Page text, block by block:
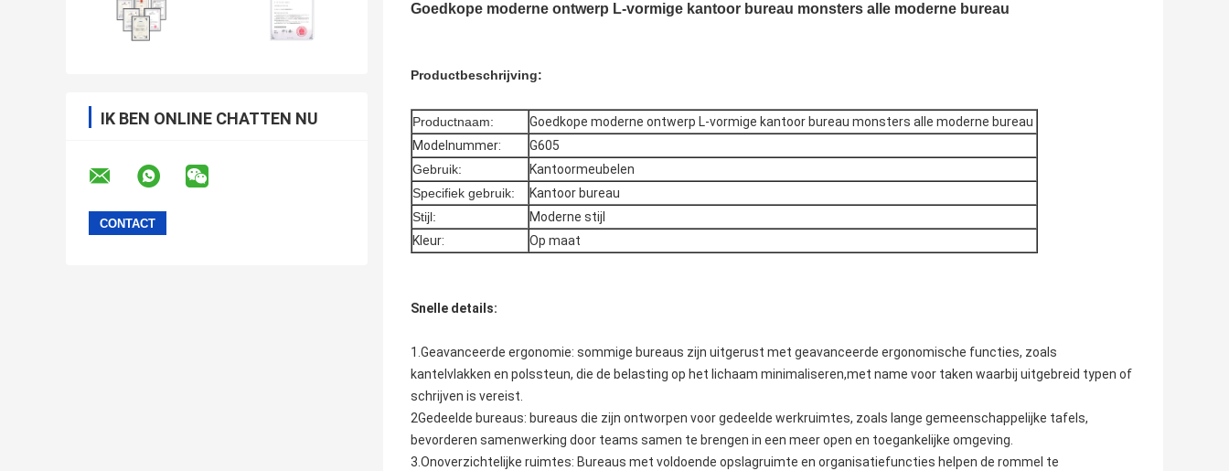
IK BEN ONLINE CHATTEN NU
Goedkope moderne ontwerp L-vormige kantoor bureau monsters alle moderne bureau
Productbeschrijving:
Productnaam:
Goedkope moderne ontwerp L-vormige kantoor bureau monsters alle moderne bureau
Modelnummer:
G605
Gebruik:
Kantoormeubelen
Specifiek gebruik:
Kantoor bureau
Stijl:
Moderne stijl
Kleur:
Op maat
Snelle details:
1.Geavanceerde ergonomie: sommige bureaus zijn uitgerust met geavanceerde ergonomische functies, zoals
kantelvlakken en polssteun, die de belasting op het lichaam minimaliseren,met name voor taken waarbij uitgebreid typen of
schrijven is vereist.
2Gedeelde bureaus: bureaus die zijn ontworpen voor gedeelde werkruimtes, zoals lange gemeenschappelijke tafels,
bevorderen samenwerking door teams samen te brengen in een meer open en toegankelijke omgeving.
3.Onoverzichtelijke ruimtes: Bureaus met voldoende opslagruimte en organisatiefuncties helpen de rommel te